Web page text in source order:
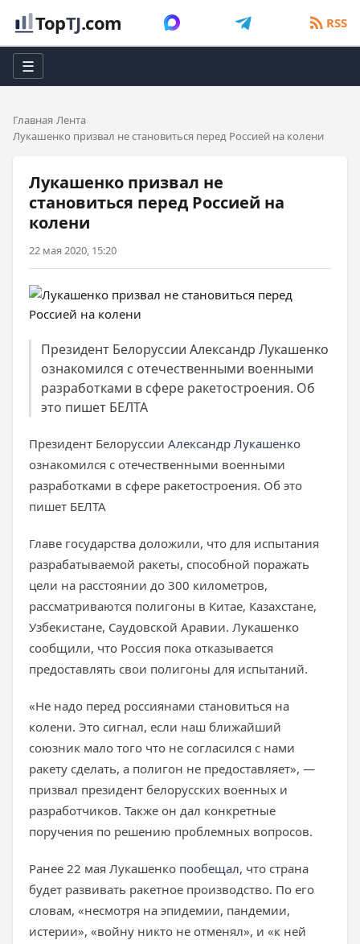
TopTJ.com RSS
☰
Главная Лента
Лукашенко призвал не становиться перед Россией на колени
Лукашенко призвал не
становиться перед Россией на
колени
22 мая 2020, 15:20
Президент Белоруссии Александр Лукашенко
ознакомился с отечественными военными
разработками в сфере ракетостроения. Об
это пишет БЕЛТА
Президент Белоруссии Александр Лукашенко
ознакомился с отечественными военными
разработками в сфере ракетостроения. Об это
пишет БЕЛТА
Главе государства доложили, что для испытания
разрабатываемой ракеты, способной поражать
цели на расстоянии до 300 километров,
рассматриваются полигоны в Китае, Казахстане,
Узбекистане, Саудовской Аравии. Лукашенко
сообщили, что Россия пока отказывается
предоставлять свои полигоны для испытаний.
«Не надо перед россиянами становиться на
колени. Это сигнал, если наш ближайший
союзник мало того что не согласился с нами
ракету сделать, а полигон не предоставляет», —
призвал президент белорусских военных и
разработчиков. Также он дал конкретные
поручения по решению проблемных вопросов.
Ранее 22 мая Лукашенко пообещал, что страна
будет развивать ракетное производство. По его
словам, «несмотря на эпидемии, пандемии,
истерии», «войну никто не отменял», и «к ней